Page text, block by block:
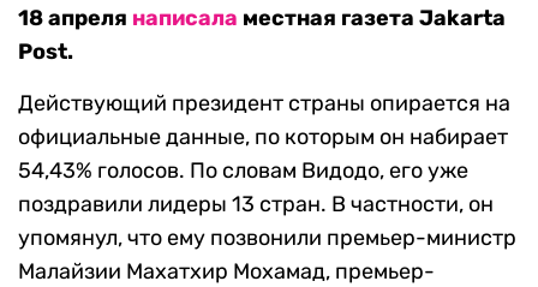
18 апреля написала местная газета Jakarta
Post.
Действующий президент страны опирается на
официальные данные, по которым он набирает
54,43% голосов. По словам Видодо, его уже
поздравили лидеры 13 стран. В частности, он
упомянул, что ему позвонили премьер-министр
Малайзии Махатхир Мохамад, премьер-